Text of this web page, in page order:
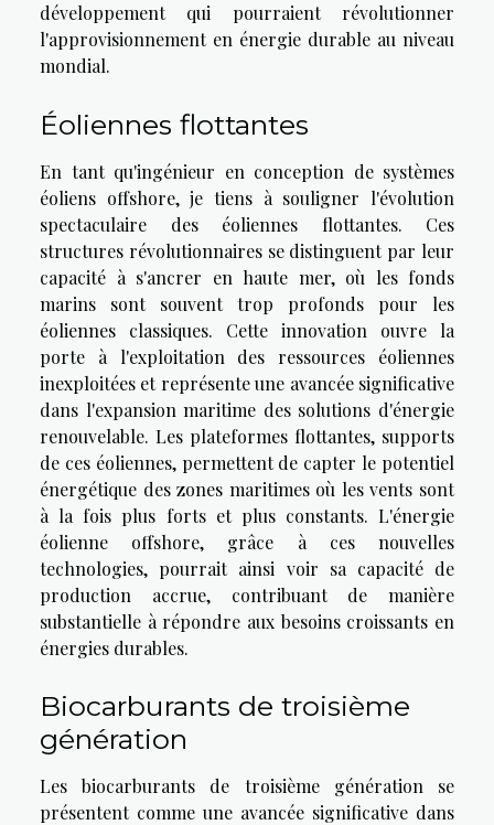
développement qui pourraient révolutionner
l'approvisionnement en énergie durable au niveau
mondial.
Éoliennes flottantes
En tant qu'ingénieur en conception de systèmes
éoliens offshore, je tiens à souligner l'évolution
spectaculaire des éoliennes flottantes. Ces
structures révolutionnaires se distinguent par leur
capacité à s'ancrer en haute mer, où les fonds
marins sont souvent trop profonds pour les
éoliennes classiques. Cette innovation ouvre la
porte à l'exploitation des ressources éoliennes
inexploitées et représente une avancée significative
dans l'expansion maritime des solutions d'énergie
renouvelable. Les plateformes flottantes, supports
de ces éoliennes, permettent de capter le potentiel
énergétique des zones maritimes où les vents sont
à la fois plus forts et plus constants. L'énergie
éolienne offshore, grâce à ces nouvelles
technologies, pourrait ainsi voir sa capacité de
production accrue, contribuant de manière
substantielle à répondre aux besoins croissants en
énergies durables.
Biocarburants de troisième
génération
Les biocarburants de troisième génération se
présentent comme une avancée significative dans